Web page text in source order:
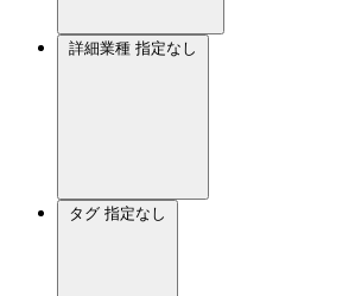
詳細業種 指定なし
タグ 指定なし